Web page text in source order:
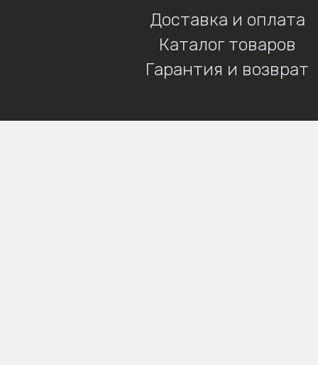
Доставка и оплата
Каталог товаров
Гарантия и возврат